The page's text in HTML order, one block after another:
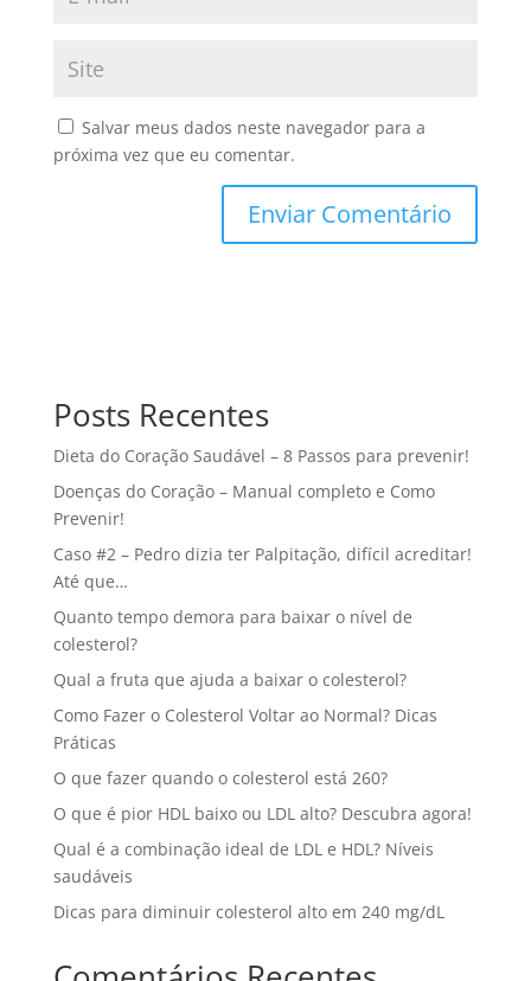
Salvar meus dados neste navegador para a
próxima vez que eu comentar.
Posts Recentes
Dieta do Coração Saudável – 8 Passos para prevenir!
Doenças do Coração – Manual completo e Como
Prevenir!
Caso #2 – Pedro dizia ter Palpitação, difícil acreditar!
Até que…
Quanto tempo demora para baixar o nível de
colesterol?
Qual a fruta que ajuda a baixar o colesterol?
Como Fazer o Colesterol Voltar ao Normal? Dicas
Práticas
O que fazer quando o colesterol está 260?
O que é pior HDL baixo ou LDL alto? Descubra agora!
Qual é a combinação ideal de LDL e HDL? Níveis
saudáveis
Dicas para diminuir colesterol alto em 240 mg/dL